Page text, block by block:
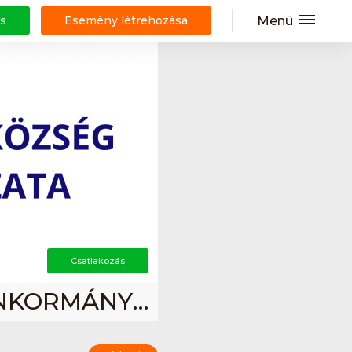
Esemény létrehozása Menü
Csatlakozás
ÁBRAHÁMHEGY KÖZSÉG ÖNKORMÁNYZATA